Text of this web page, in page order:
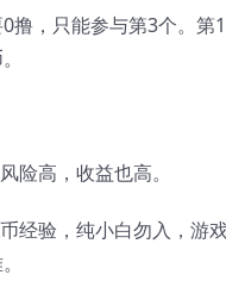
撸，只能参与第3个。第
险高，收益也高。
经验，纯小白勿入，游